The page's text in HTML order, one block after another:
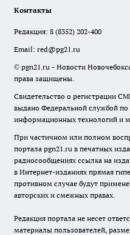
Контакты
Редакция: 8 (8352) 202-400
Email: red@pg21.ru
© pgn21.ru - Новости
права защищены.
Свидетельство о регистрации
выдано Федеральной службой по
информационных технологий и
При частичном или полном
портала pgn21.ru в печатных
радиосообщениях ссылка на
в Интернет-изданиях прямая
противном случае будут
авторских и смежных правах.
Редакция портала не несет
материалы пользователей,